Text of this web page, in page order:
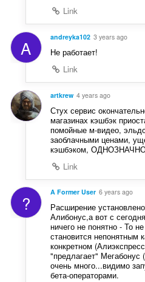
Link
A andreyka102 3 years ago
Не работает!
Link
artkrew 4 years ago
Стух сервис
магазинах кэшбэк
помойные м-видео,
заоблачными ценами,
кэшбэком,
Link
? A Former User 6 years ago
Расширение
Алибонус,а вот с
ничего не понятно - То
становится непонятным
конкретном
"предлагает"
очень много...видимо
бета-операторами.